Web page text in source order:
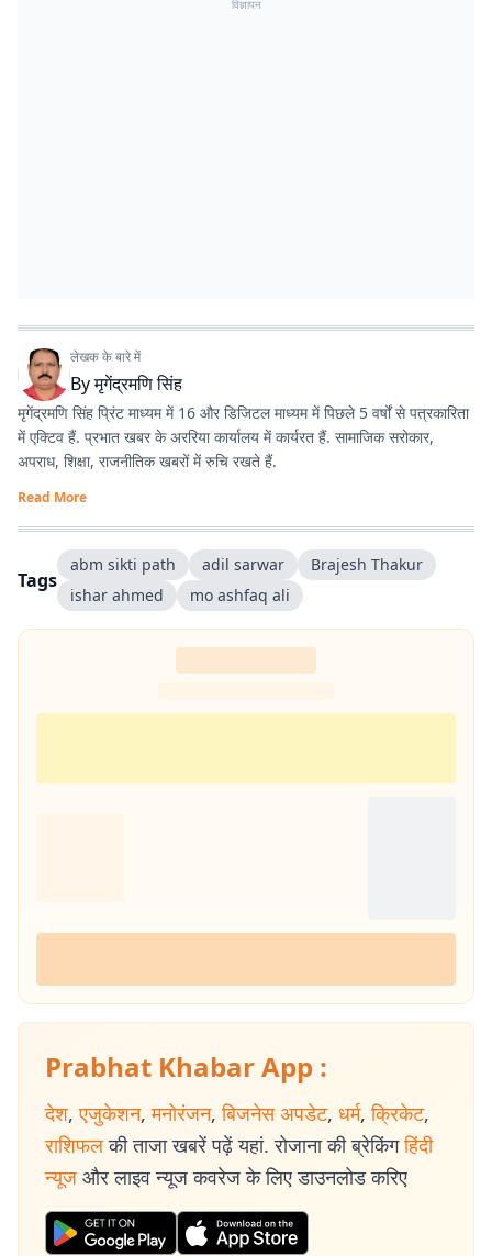
विज्ञापन
लेखक के बारे में
Byमृगेंद्रमणि सिंह
मृगेंद्रमणि सिंह प्रिंट माध्यम में 16 और डिजिटल माध्यम में पिछले 5 वर्षों से पत्रकारिता
में एक्टिव हैं. प्रभात खबर के अररिया कार्यालय में कार्यरत हैं. सामाजिक सरोकार,
अपराध, शिक्षा, राजनीतिक खबरों में रुचि रखते हैं.
Read More
Tags
abm sikti path adil sarwar
Brajesh Thakur
ishar ahmed
mo ashfaq ali
Prabhat Khabar App :
देश, एजुकेशन, मनोरंजन, बिजनेस अपडेट, धर्म, क्रिकेट,
राशिफल की ताजा खबरें पढ़ें यहां. रोजाना की ब्रेकिंग हिंदी
न्यूज और लाइव न्यूज कवरेज के लिए डाउनलोड करिए